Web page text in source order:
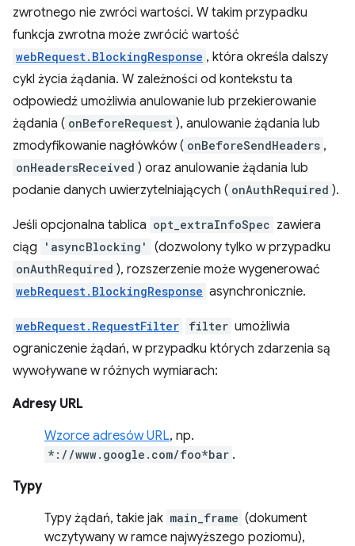
zwrotnego nie zwróci wartości. W takim przypadku
funkcja zwrotna może zwrócić wartość
webRequest.BlockingResponse , która określa dalszy
cykl życia żądania. W zależności od kontekstu ta
odpowiedź umożliwia anulowanie lub przekierowanie
żądania ( onBeforeRequest ), anulowanie żądania lub
zmodyfikowanie nagłówków ( onBeforeSendHeaders ,
onHeadersReceived ) oraz anulowanie żądania lub
podanie danych uwierzytelniających ( onAuthRequired ).
Jeśli opcjonalna tablica opt_extraInfoSpec zawiera
ciąg
'asyncBlocking' (dozwolony tylko w przypadku
onAuthRequired ), rozszerzenie może wygenerować
webRequest.BlockingResponse asynchronicznie.
webRequest.RequestFilter filter umożliwia
ograniczenie żądań, w przypadku których zdarzenia są
wywoływane w różnych wymiarach:
Adresy URL
Wzorce adresów URL, np.
*://www.google.com/foo*bar .
Typy
Typy żądań, takie jak main_frame (dokument
wczytywany w ramce najwyższego poziomu),